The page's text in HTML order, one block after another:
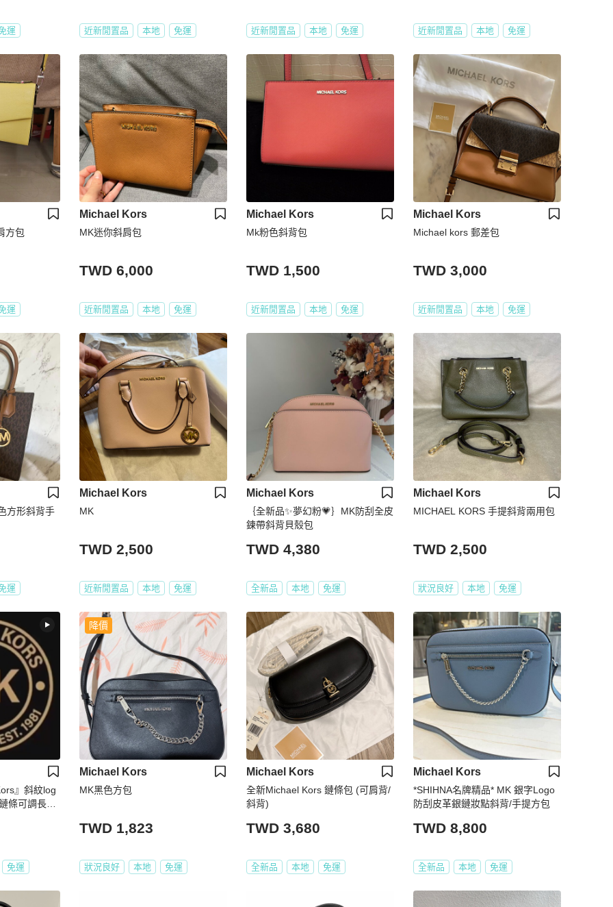
運 近新閒置品 本地 免運 近新閒置品 本地 免運 近新閒置品 本地 免運
方包
運
Michael Kors
MK迷你斜肩包
TWD 6,000
近新閒置品 本地 免運
Michael Kors
Mk粉色斜背包
TWD 1,500
近新閒置品 本地 免運
Michael Kors
Michael kors 郵差包
TWD 3,000
近新閒置品 本地 免運
方形斜背手
運
Michael Kors
MK
TWD 2,500
近新閒置品 本地 免運
Michael Kors
｛全新品✨夢幻粉💗｝MK防刮全皮
鍊帶斜背貝殼包
TWD 4,380
全新品 本地 免運
Michael Kors
MICHAEL KORS 手提斜背兩用包
TWD 2,500
狀況良好 本地 免運
』斜紋log
條可調長短
免運
降價
Michael Kors
MK黑色方包
TWD 1,823
狀況良好 本地 免運
Michael Kors
全新Michael Kors 鏈條包 (可肩背/
斜背)
TWD 3,680
全新品 本地 免運
Michael Kors
*SHIHNA名牌精品* MK 銀字Logo
防刮皮革銀鏈妝點斜背/手提方包
TWD 8,800
全新品 本地 免運